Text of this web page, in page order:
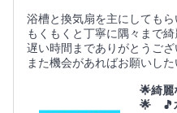
浴槽と換気扇を主にしてもら
もくもくと丁寧に隅々まで
遅い時間までありがとうござ
また機会があればお願いし
🌟綺麗
🌟 🎵